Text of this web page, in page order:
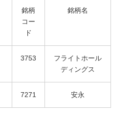
銘柄
コー
ド
銘柄名
3753
フライトホール
ディングス
7271 安永